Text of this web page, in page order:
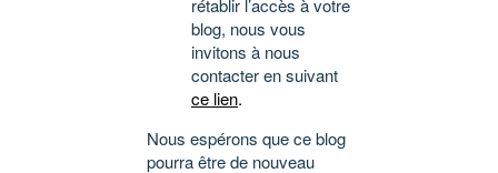
rétablir l’accès à votre
blog, nous vous
invitons à nous
contacter en suivant
ce lien.
Nous espérons que ce blog
pourra être de nouveau